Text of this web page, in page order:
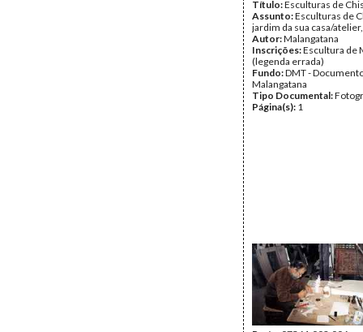
Título:Esculturas de
Assunto:Esculturas de
jardim da sua casa/
Autor:Malangatana
Inscrições:Escultura de
(legenda errada)
Fundo:DMT -
Malangatana
Tipo Documental:
Página(s): 1